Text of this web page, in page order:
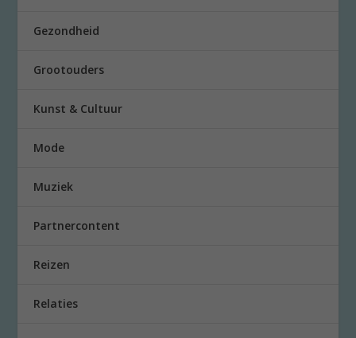
Gezondheid
Grootouders
Kunst & Cultuur
Mode
Muziek
Partnercontent
Reizen
Relaties